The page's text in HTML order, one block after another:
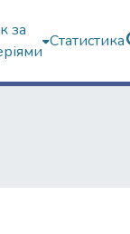
за
Статистика